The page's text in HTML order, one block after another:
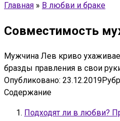
Главная » В любви и браке
Совместимость
Мужчина Лев криво
бразды правления в свои
Опубликовано: 23.12.2019
Содержание
Подходят ли в любви?